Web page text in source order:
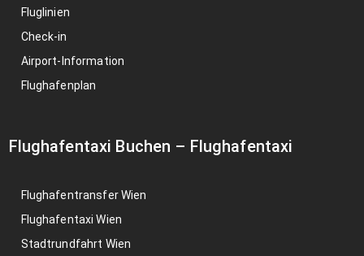
Fluglinien
Check-in
Airport-Information
Flughafenplan
Flughafentaxi Buchen – Flughafentaxi
Flughafentransfer Wien
Flughafentaxi Wien
Stadtrundfahrt Wien